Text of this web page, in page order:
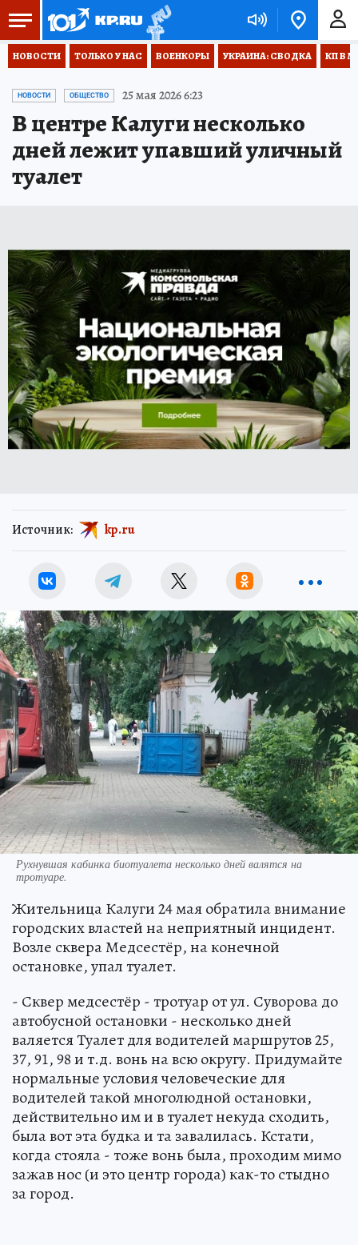
НОВОСТИ ТОЛЬКО У НАС ВОЕНКОРЫ УКРАИНА: СВОДКА КП В
НОВОСТИ ОБЩЕСТВО 25 мая 2026 6:23
В центре Калуги несколько
дней лежит упавший уличный
туалет
Источник: kp.ru
Рухнувшая кабинка биотуалета несколько дней валятся на
тротуаре.
Жительница Калуги 24 мая обратила внимание
городских властей на неприятный инцидент.
Возле сквера Медсестёр, на конечной
остановке, упал туалет.
- Сквер медсестёр - тротуар от ул. Суворова до
автобусной остановки - несколько дней
валяется Туалет для водителей маршрутов 25,
37, 91, 98 и т.д. вонь на всю округу. Придумайте
нормальные условия человеческие для
водителей такой многолюдной остановки,
действительно им и в туалет некуда сходить,
была вот эта будка и та завалилась. Кстати,
когда стояла - тоже вонь была, проходим мимо
зажав нос (и это центр города) как-то стыдно
за город.